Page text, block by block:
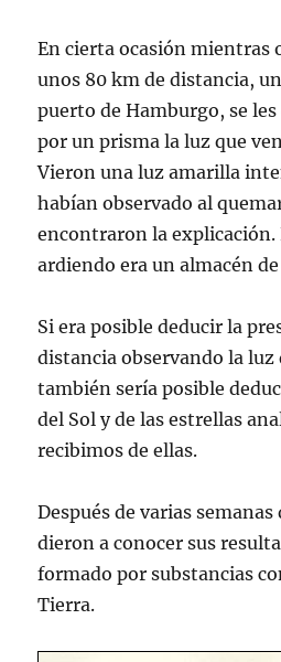
En cierta ocasión mientras
unos 80 km de distancia,
puerto de Hamburgo, se
por un prisma la luz que
Vieron una luz amarilla
habían observado al
encontraron la explicación.
ardiendo era un almacén
Si era posible deducir la
distancia observando la luz
también sería posible
del Sol y de las estrellas
recibimos de ellas.
Después de varias
dieron a conocer sus
formado por substancias
Tierra.